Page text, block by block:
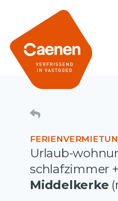
Urlaub-
schlafzimmer
Middelkerke